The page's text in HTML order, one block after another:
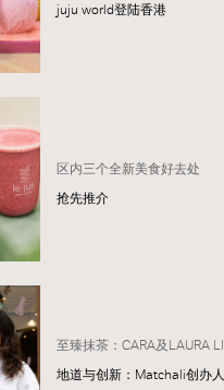
juju world登陆香港
区内三个全新美食好去处
抢先推介
至臻抹茶：CARA及LAURA LI
地道与创新：Matchali创办